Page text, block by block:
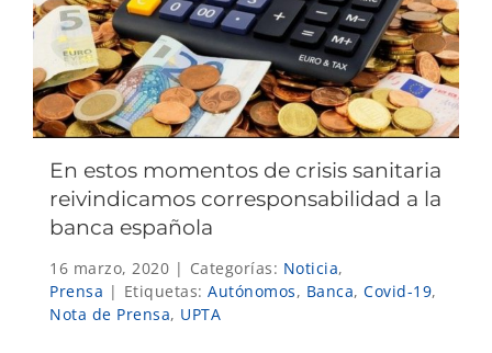
En estos momentos de crisis sanitaria
reivindicamos corresponsabilidad a la
banca española
16 marzo, 2020 | Categorías: Noticia,
Prensa | Etiquetas: Autónomos, Banca, Covid-19,
Nota de Prensa, UPTA